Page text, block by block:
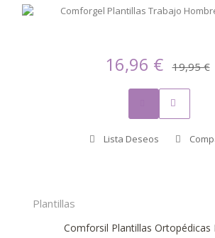
16,96 € 19,95 €
Lista Deseos
Plantillas
Comforsil Plantillas Ortopédicas